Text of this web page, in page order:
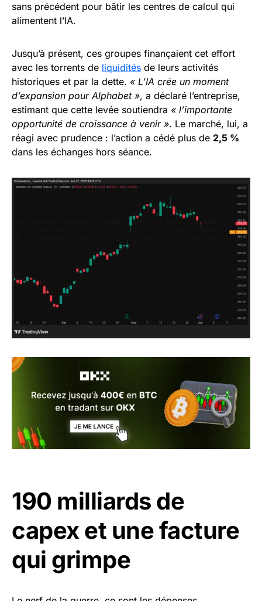
sans précédent pour bâtir les centres de calcul qui
alimentent l’IA.
Jusqu’à présent, ces groupes finançaient cet effort
avec les torrents de liquidités de leurs activités
historiques et par la dette. « L’IA crée un moment
d’expansion pour Alphabet », a déclaré l’entreprise,
estimant que cette levée soutiendra « l’importante
opportunité de croissance à venir ». Le marché, lui, a
réagi avec prudence : l’action a cédé plus de 2,5 %
dans les échanges hors séance.
190 milliards de
capex et une facture
qui grimpe